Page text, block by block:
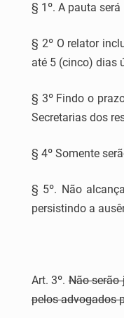
§ 1º. A pauta
§ 2º O relator
até 5 (cinco) dias
§ 3º Findo o
Secretarias dos
§ 4º Somente
§ 5º. Não
persistindo a
Art. 3º.Não serão
pelos advogados